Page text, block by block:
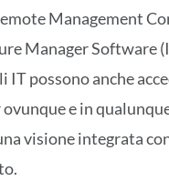
Management
Manager Software
IT possono anche
e in
visione integrata